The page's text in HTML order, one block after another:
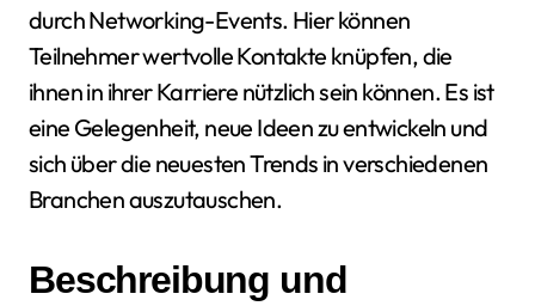
durch Networking-Events. Hier können
Teilnehmer wertvolle Kontakte knüpfen, die
ihnen in ihrer Karriere nützlich sein können. Es ist
eine Gelegenheit, neue Ideen zu entwickeln und
sich über die neuesten Trends in verschiedenen
Branchen auszutauschen.
Beschreibung und